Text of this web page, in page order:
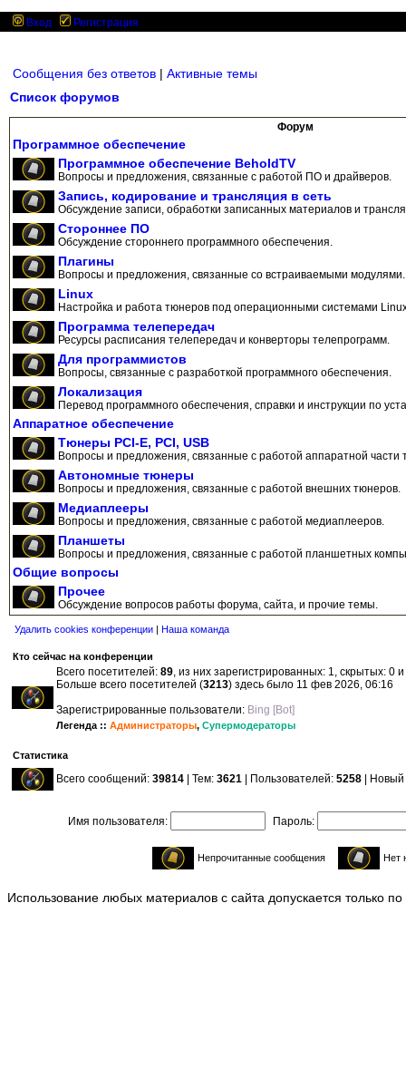
Вход Регистрация
Сообщения без ответов | Активные темы
Список форумов
Форум
Программное обеспечение
Программное обеспечение BeholdTV
Вопросы и предложения, связанные с работой ПО и драйверов.
Запись, кодирование и трансляция в сеть
Обсуждение записи, обработки записанных материалов и
Стороннее ПО
Обсуждение стороннего программного обеспечения.
Плагины
Вопросы и предложения, связанные со встраиваемыми модулями.
Linux
Настройка и работа тюнеров под операционными системами
Программа телепередач
Ресурсы расписания телепередач и конверторы телепрограмм.
Для программистов
Вопросы, связанные с разработкой программного обеспечения.
Локализация
Перевод программного обеспечения, справки и инструкции по
Аппаратное обеспечение
Тюнеры PCI-E, PCI, USB
Вопросы и предложения, связанные с работой аппаратной части
Автономные тюнеры
Вопросы и предложения, связанные с работой внешних тюнеров.
Медиаплееры
Вопросы и предложения, связанные с работой медиаплееров.
Планшеты
Вопросы и предложения, связанные с работой планшетных
Общие вопросы
Прочее
Обсуждение вопросов работы форума, сайта, и прочие темы.
Удалить cookies конференции | Наша команда
Кто сейчас на конференции
Всего посетителей: 89, из них зарегистрированных: 1, скрытых: 0
Больше всего посетителей (3213) здесь было 11 фев 2026, 06:16
Зарегистрированные пользователи: Bing [Bot]
Легенда :: Администраторы, Супермодераторы
Статистика
Всего сообщений: 39814 | Тем: 3621 | Пользователей: 5258 |
Имя пользователя: Пароль:
Непрочитанные сообщения Нет
Использование любых материалов с сайта допускается только